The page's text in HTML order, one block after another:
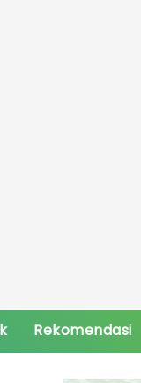
Rekomendasi